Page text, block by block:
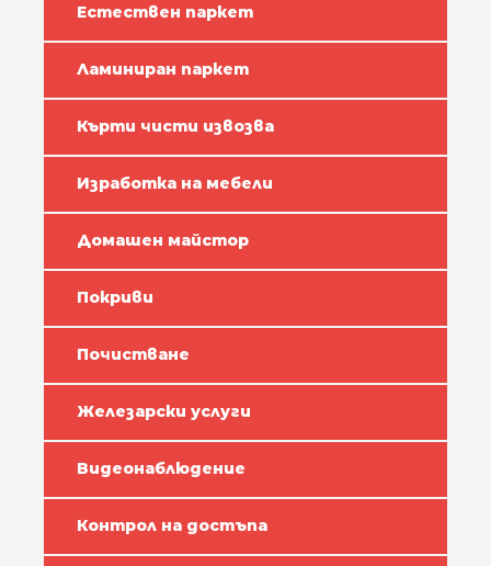
Естествен паркет
Ламиниран паркет
Кърти чисти извозва
Изработка на мебели
Домашен майстор
Покриви
Почистване
Железарски услуги
Видеонаблюдение
Контрол на достъпа